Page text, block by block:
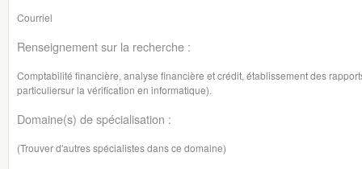
Courriel
Renseignement sur la recherche :
Comptabilité financière, analyse financière et crédit, établissement des
particuliersur la vérification en informatique).
Domaine(s) de spécialisation :
(Trouver d'autres spécialistes dans ce domaine)